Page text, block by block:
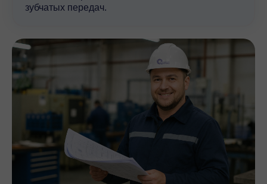
тормозом и без, одно- и двухскоростные)
устройства:
питание переменным и постоянным током
быстро срабатывающий тормоз,имеющий
электронное управление через выпрямители
типов SB,NBR,SBR (опции)
Опции для двигателя:
температурная защита обмоток —
биметаллический термостат и термистор
независимая вентиляция (сервовентилятор)
зубчатых передач.